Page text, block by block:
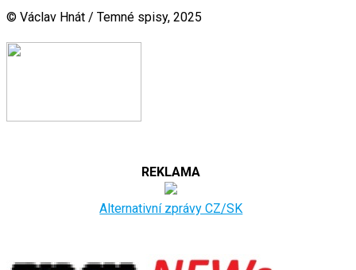
© Václav Hnát / Temné spisy, 2025
REKLAMA
Alternativní zprávy CZ/SK